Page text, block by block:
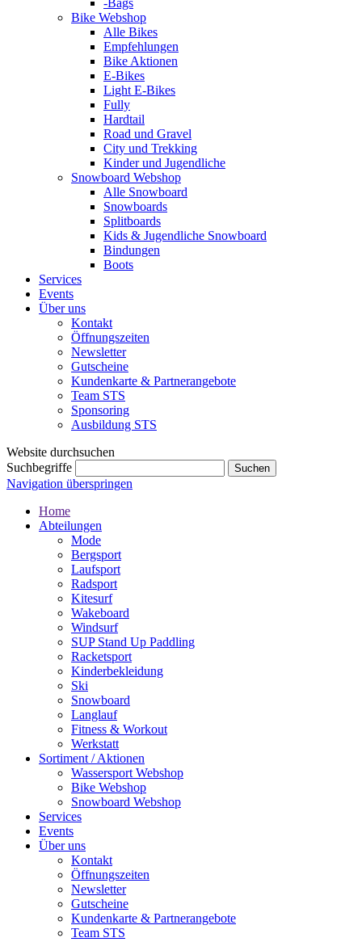
Bike Webshop
Alle Bikes
Empfehlungen
Bike Aktionen
E-Bikes
Light E-Bikes
Fully
Hardtail
Road und Gravel
City und Trekking
Kinder und Jugendliche
Snowboard Webshop
Alle Snowboard
Snowboards
Splitboards
Kids & Jugendliche Snowboard
Bindungen
Boots
Services
Events
Über uns
Kontakt
Öffnungszeiten
Newsletter
Gutscheine
Kundenkarte & Partnerangebote
Team STS
Sponsoring
Ausbildung STS
Website durchsuchen
Suchbegriffe
Navigation überspringen
Home
Abteilungen
Mode
Bergsport
Laufsport
Radsport
Kitesurf
Wakeboard
Windsurf
SUP Stand Up Paddling
Racketsport
Kinderbekleidung
Ski
Snowboard
Langlauf
Fitness & Workout
Werkstatt
Sortiment / Aktionen
Wassersport Webshop
Bike Webshop
Snowboard Webshop
Services
Events
Über uns
Kontakt
Öffnungszeiten
Newsletter
Gutscheine
Kundenkarte & Partnerangebote
Team STS